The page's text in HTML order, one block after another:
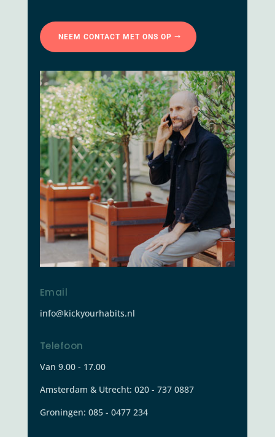
NEEM CONTACT MET ONS OP
Email
info@kickyourhabits.nl
Telefoon
Van 9.00 - 17.00
Amsterdam & Utrecht: 020 - 737 0887
Groningen: 085 - 0477 234